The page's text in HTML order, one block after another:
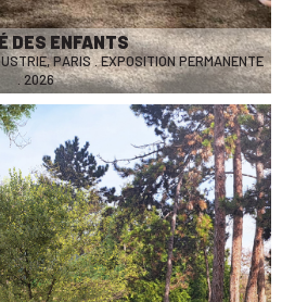
DES ENFANTS
PARIS . EXPOSITION PERMANENTE
. 2026